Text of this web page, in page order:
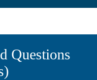
Questions